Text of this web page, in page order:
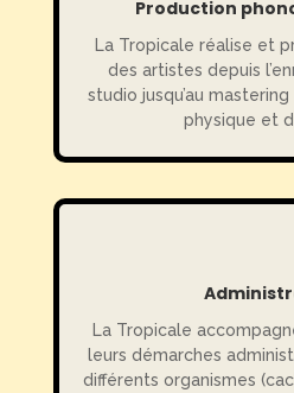
Production
La Tropicale réalise et
des artistes depuis
studio jusqu’au
physique et
La Tropicale
leurs démarches
différents organismes